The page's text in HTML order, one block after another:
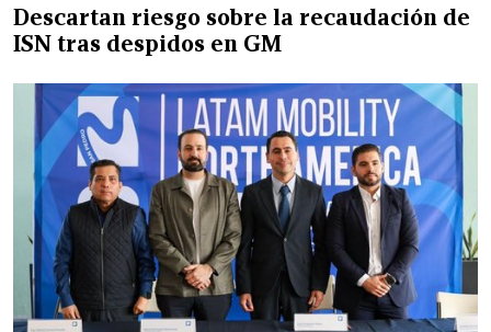
Descartan riesgo sobre la recaudación de
ISN tras despidos en GM